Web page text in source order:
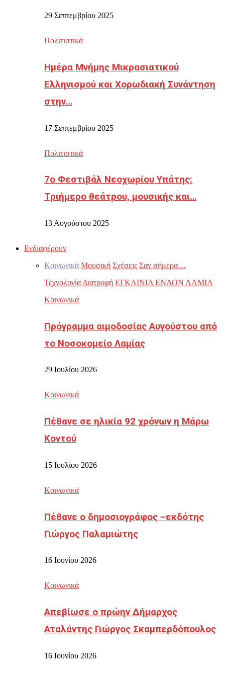
29 Σεπτεμβρίου 2025
Πολιτιστικά
Ημέρα Μνήμης Μικρασιατικού
Ελληνισμού και Χορωδιακή Συνάντηση
στην…
17 Σεπτεμβρίου 2025
Πολιτιστικά
7ο Φεστιβάλ Νεοχωρίου Υπάτης:
Τριήμερο θεάτρου, μουσικής και…
13 Αυγούστου 2025
Ενδιαφέρουν
Κοινωνικά Μουσική Σχέσεις Σαν σήμερα…
Τεχνολογία Διατροφή ΕΓΚΑΙΝΙΑ ΕΝΑΟΝ ΛΑΜΙΑ
Κοινωνικά
Πρόγραμμα αιμοδοσίας Αυγούστου από
το Νοσοκομείο Λαμίας
29 Ιουλίου 2026
Κοινωνικά
Πέθανε σε ηλικία 92 χρόνων η Μάρω
Κοντού
15 Ιουλίου 2026
Κοινωνικά
Πέθανε ο δημοσιογράφος –εκδότης
Γιώργος Παλαμιώτης
16 Ιουνίου 2026
Κοινωνικά
Απεβίωσε ο πρώην Δήμαρχος
Αταλάντης Γιώργος Σκαμπερδόπουλος
16 Ιουνίου 2026